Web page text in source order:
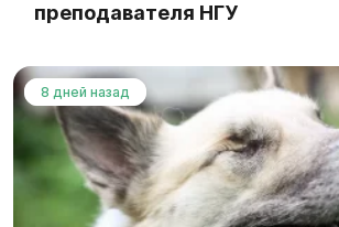
преподавателя НГУ
8 дней назад